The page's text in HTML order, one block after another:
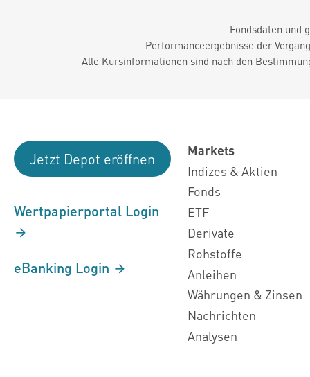
Fondsdaten und
Performanceergebnisse der
Alle Kursinformationen sind nach den
Jetzt Depot eröffnen
Wertpapierportal Login
eBanking Login
Markets
Indizes & Aktien
Fonds
ETF
Derivate
Rohstoffe
Anleihen
Währungen & Zinsen
Nachrichten
Analysen